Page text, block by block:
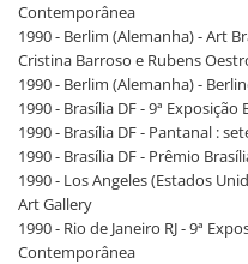
Contemporânea
1990 - Berlim (Alemanha) - Art
Cristina Barroso e Rubens
1990 - Berlim (Alemanha) -
1990 - Brasília DF - 9ª
1990 - Brasília DF - Pantanal :
1990 - Brasília DF - Prêmio
1990 - Los Angeles (Estados
Art Gallery
1990 - Rio de Janeiro RJ - 9ª
Contemporânea